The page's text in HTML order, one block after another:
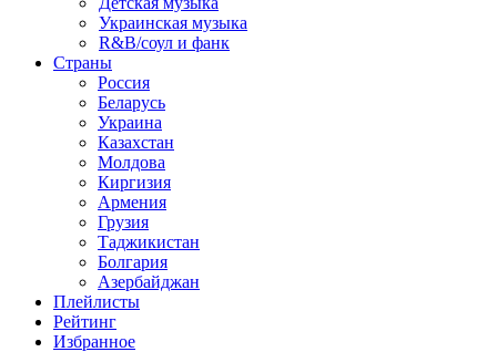
Украинская музыка
R&B/cоул и фанк
Страны
Россия
Беларусь
Украина
Казахстан
Молдова
Киргизия
Армения
Грузия
Таджикистан
Болгария
Азербайджан
Плейлисты
Рейтинг
Избранное